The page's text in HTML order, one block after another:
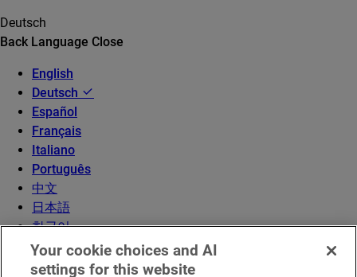
Deutsch
Back Language Close
English
Deutsch
Español
Français
Italiano
Português
中文
日本語
한국어
Your cookie choices and AI
settings for this website